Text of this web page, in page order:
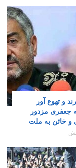
و تهوع آور
جعفری مزدور
و خائن به ملت